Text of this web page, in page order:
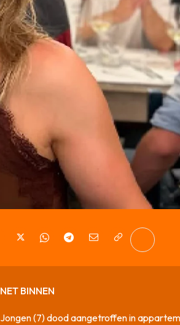
NET BINNEN
Jongen (7) dood aangetroffen in